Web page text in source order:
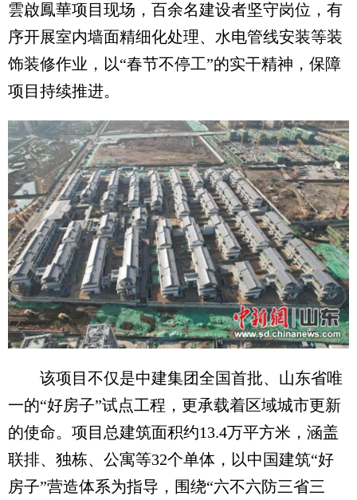
雲啟鳳華项目现场，百余名建设者坚守岗位，有
序开展室内墙面精细化处理、水电管线安装等装
饰装修作业，以“春节不停工”的实干精神，保障
项目持续推进。
该项目不仅是中建集团全国首批、山东省唯
一的“好房子”试点工程，更承载着区域城市更新
的使命。项目总建筑面积约13.4万平方米，涵盖
联排、独栋、公寓等32个单体，以中国建筑“好
房子”营造体系为指导，围绕“六不六防三省三